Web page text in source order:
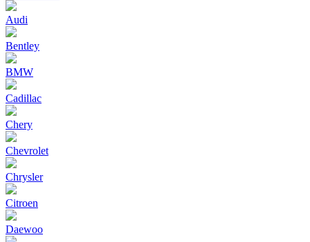
Audi
Bentley
BMW
Cadillac
Chery
Chevrolet
Chrysler
Citroen
Daewoo